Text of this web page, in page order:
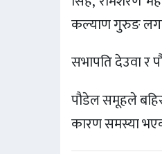
कल्याण गुरुङ
सभापति देउवा र
पौडेल समूहले
कारण समस्या